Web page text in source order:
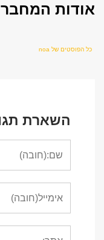
אודות המחבר
כל הפוסטים של noa
השארת